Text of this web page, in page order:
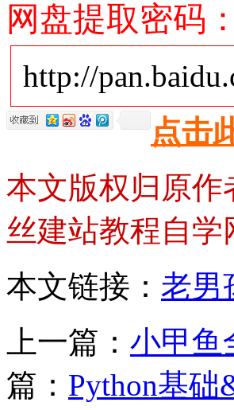
网盘提取密码
http://
点击
本文版权归原
丝建站教程自
本文链接： 老男
上一篇： 小甲鱼
篇： Python基